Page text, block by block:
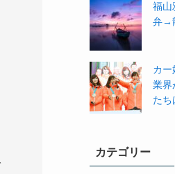
福山
弁→
カー
業界
たち
カテゴリー